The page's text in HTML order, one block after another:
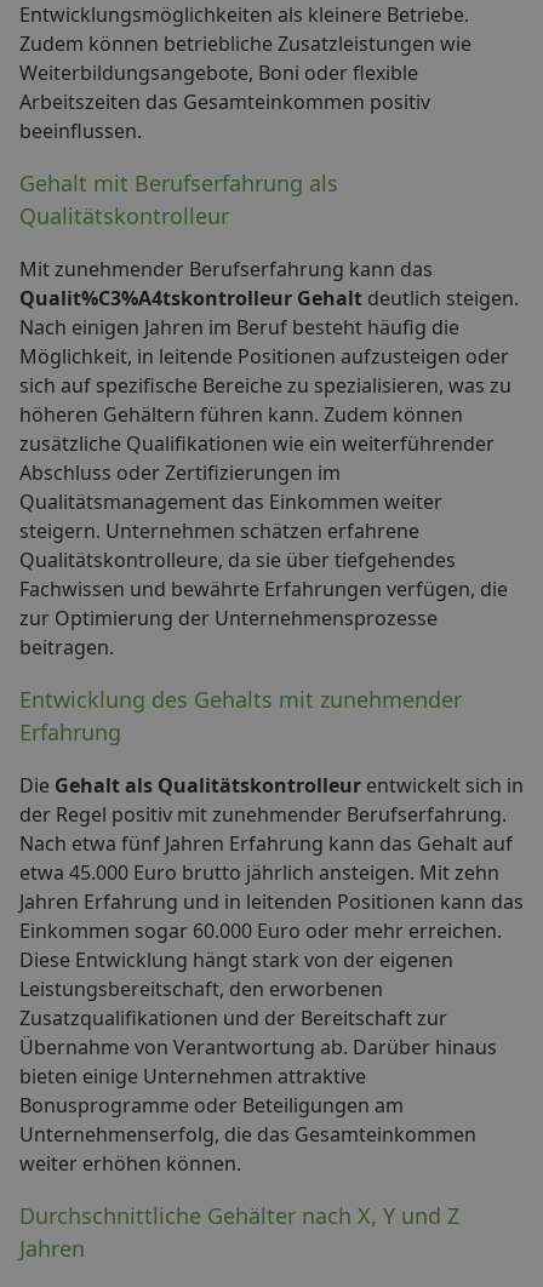
Entwicklungsmöglichkeiten als kleinere Betriebe.
Zudem können betriebliche Zusatzleistungen wie
Weiterbildungsangebote, Boni oder flexible
Arbeitszeiten das Gesamteinkommen positiv
beeinflussen.
Gehalt mit Berufserfahrung als
Qualitätskontrolleur
Mit zunehmender Berufserfahrung kann das
Qualit%C3%A4tskontrolleur Gehalt deutlich steigen.
Nach einigen Jahren im Beruf besteht häufig die
Möglichkeit, in leitende Positionen aufzusteigen oder
sich auf spezifische Bereiche zu spezialisieren, was zu
höheren Gehältern führen kann. Zudem können
zusätzliche Qualifikationen wie ein weiterführender
Abschluss oder Zertifizierungen im
Qualitätsmanagement das Einkommen weiter
steigern. Unternehmen schätzen erfahrene
Qualitätskontrolleure, da sie über tiefgehendes
Fachwissen und bewährte Erfahrungen verfügen, die
zur Optimierung der Unternehmensprozesse
beitragen.
Entwicklung des Gehalts mit zunehmender
Erfahrung
Die Gehalt als Qualitätskontrolleur entwickelt sich in
der Regel positiv mit zunehmender Berufserfahrung.
Nach etwa fünf Jahren Erfahrung kann das Gehalt auf
etwa 45.000 Euro brutto jährlich ansteigen. Mit zehn
Jahren Erfahrung und in leitenden Positionen kann das
Einkommen sogar 60.000 Euro oder mehr erreichen.
Diese Entwicklung hängt stark von der eigenen
Leistungsbereitschaft, den erworbenen
Zusatzqualifikationen und der Bereitschaft zur
Übernahme von Verantwortung ab. Darüber hinaus
bieten einige Unternehmen attraktive
Bonusprogramme oder Beteiligungen am
Unternehmenserfolg, die das Gesamteinkommen
weiter erhöhen können.
Durchschnittliche Gehälter nach X, Y und Z
Jahren